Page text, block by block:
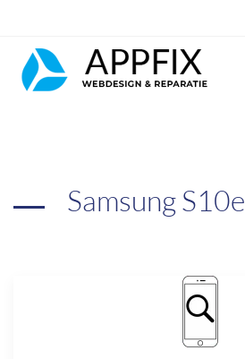
Samsung S10e